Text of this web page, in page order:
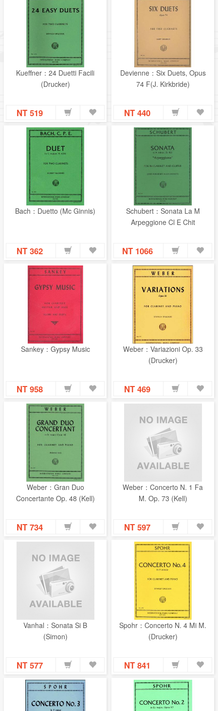
Kueffner：24 Duetti Facili
(Drucker)
NT 519
Devienne：Six Duets, Opus
74 F(J. Kirkbride)
NT 440
Bach：Duetto (Mc Ginnis)
NT 362
Schubert：Sonata La M
Arpeggione Cl E Chit
NT 1066
Sankey：Gypsy Music
NT 958
Weber：Variazioni Op. 33
(Drucker)
NT 469
Weber：Gran Duo
Concertante Op. 48 (Kell)
NT 734
Weber：Concerto N. 1 Fa
M. Op. 73 (Kell)
NT 597
Vanhal：Sonata Si B
(Simon)
NT 577
Spohr：Concerto N. 4 Mi M.
(Drucker)
NT 841